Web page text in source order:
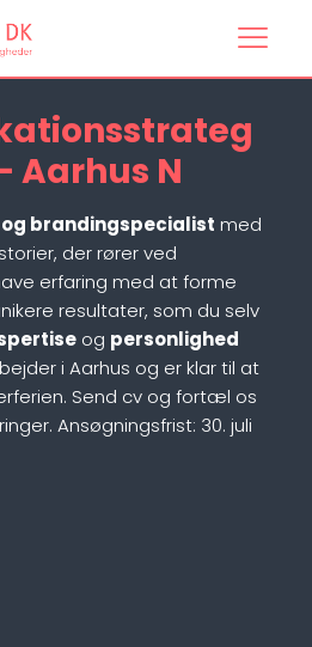
Aarhus N
brandingspecialist med
der rører ved
erfaring med at forme
resultater, som du selv
og personlighed
i Aarhus og er klar til at
Send cv og fortæl os
Ansøgningsfrist: 30. juli